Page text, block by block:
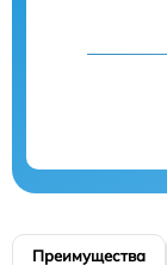
Преимущества